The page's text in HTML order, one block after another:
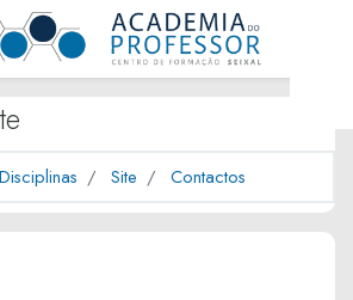
Disciplinas Site Contactos